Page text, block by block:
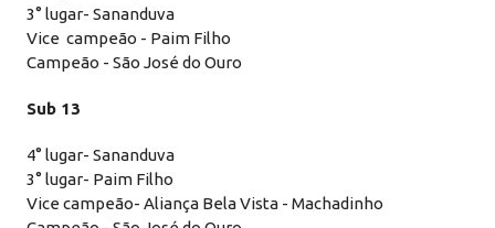
3° lugar- Sananduva
Vice campeão - Paim Filho
Campeão - São José do Ouro
Sub 13
4° lugar- Sananduva
3° lugar- Paim Filho
Vice campeão- Aliança Bela Vista - Machadinho